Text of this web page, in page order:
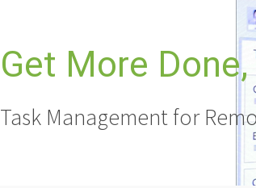
Get More
Task Management for